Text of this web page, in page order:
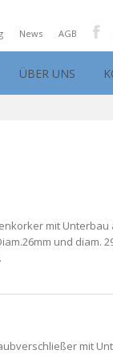
News AGB
ÜBER UNS
mit Unterbau
und diam.
mit